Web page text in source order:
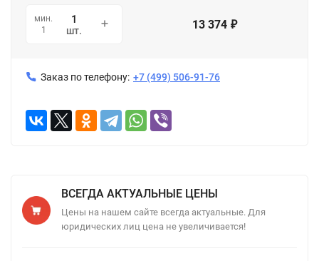
мин.
1
шт. 13 374 ₽
Заказ по телефону: +7 (499) 506-91-76
ВСЕГДА АКТУАЛЬНЫЕ ЦЕНЫ
Цены на нашем сайте всегда актуальные. Для
юридических лиц цена не увеличивается!